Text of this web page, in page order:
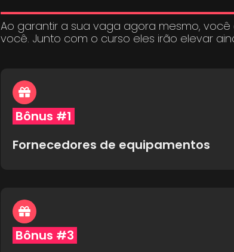
Ao garantir a sua vaga agora mesmo,
você. Junto com o curso eles irão elevar
Bônus #1
Fornecedores de equipamentos
Bônus #3